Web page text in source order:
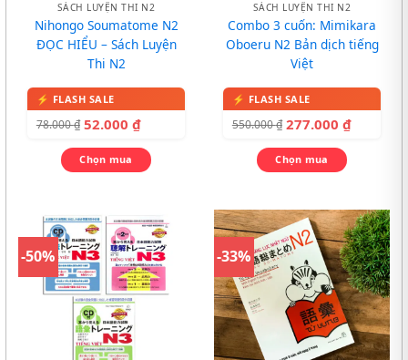
SÁCH LUYỆN THI N2
Nihongo Soumatome N2
ĐỌC HIỂU – Sách Luyện
Thi N2
78.000₫ 52.000 ₫
Chọn mua
SÁCH LUYỆN THI N2
Combo 3 cuốn: Mimikara
Oboeru N2 Bản dịch tiếng
Việt
550.000₫ 277.000 ₫
Chọn mua
-50% -33%